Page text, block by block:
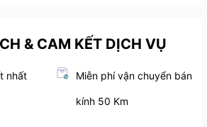
& CAM KẾT DỊCH VỤ
nhất Miễn phí vận chuyển bán
kính 50 Km